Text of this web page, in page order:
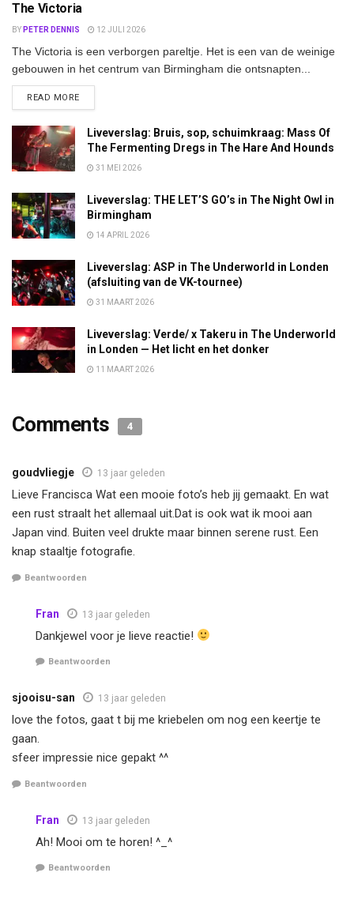
The Victoria
BY PETER DENNIS 12 JULI 2026
The Victoria is een verborgen pareltje. Het is een van de weinige
gebouwen in het centrum van Birmingham die ontsnapten...
READ MOREDETAILS
Liveverslag: Bruis, sop, schuimkraag: Mass Of
The Fermenting Dregs in The Hare And Hounds
31 MEI 2026
Liveverslag: THE LET’S GO’s in The Night Owl in
Birmingham
14 APRIL 2026
Liveverslag: ASP in The Underworld in Londen
(afsluiting van de VK-tournee)
31 MAART 2026
Liveverslag: Verde/ x Takeru in The Underworld
in Londen — Het licht en het donker
11 MAART 2026
Comments 4
goudvliegje 13 jaar geleden
Lieve Francisca Wat een mooie foto’s heb jij gemaakt. En wat
een rust straalt het allemaal uit.Dat is ook wat ik mooi aan
Japan vind. Buiten veel drukte maar binnen serene rust. Een
knap staaltje fotografie.
Beantwoorden
Fran 13 jaar geleden
Dankjewel voor je lieve reactie!
Beantwoorden
sjooisu-san 13 jaar geleden
love the fotos, gaat t bij me kriebelen om nog een keertje te
gaan.
sfeer impressie nice gepakt ^^
Beantwoorden
Fran 13 jaar geleden
Ah! Mooi om te horen! ^_^
Beantwoorden